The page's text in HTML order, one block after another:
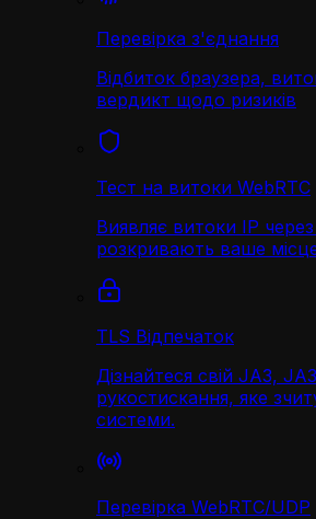
Перевірка з'єднання
Відбиток браузера,
вердикт щодо ризиків
Тест на витоки WebRTC
Виявляє витоки IP
розкривають ваше
TLS Відпечаток
Дізнайтеся свій JA3,
рукостискання, яке
системи.
Перевірка WebRTC/UDP